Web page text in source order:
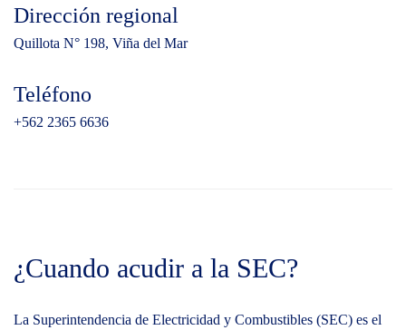
Dirección regional
Quillota N° 198, Viña del Mar
Teléfono
+562 2365 6636
¿Cuando acudir a la SEC?
La Superintendencia de Electricidad y Combustibles (SEC) es el